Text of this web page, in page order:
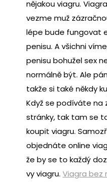
nějakou viagru.
vezme muž
lépe bude fungovat
penisu. A všichni
penisu bohužel sex
normálně být. Ale
takže si také někdy
Když se podíváte na
stránky, tak tam se
koupit viagru.
objednáte online
že by se to každý
vy viagru. Viagra bez